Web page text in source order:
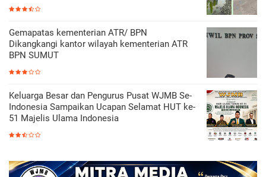
Gemapatas kementerian ATR/ BPN
Dikangkangi kantor wilayah kementerian ATR
BPN SUMUT
Keluarga Besar dan Pengurus Pusat WJMB Se-
Indonesia Sampaikan Ucapan Selamat HUT ke-
51 Majelis Ulama Indonesia